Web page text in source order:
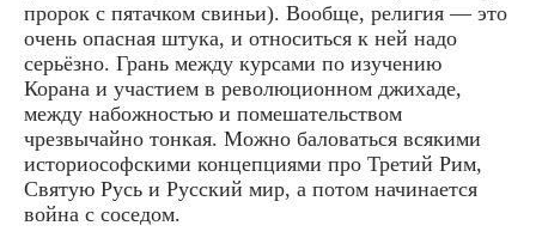
пророк с пятачком свиньи). Вообще, религия — это
очень опасная штука, и относиться к ней надо
серьёзно. Грань между курсами по изучению
Корана и участием в революционном джихаде,
между набожностью и помешательством
чрезвычайно тонкая. Можно баловаться всякими
историософскими концепциями про Третий Рим,
Святую Русь и Русский мир, а потом начинается
война с соседом.